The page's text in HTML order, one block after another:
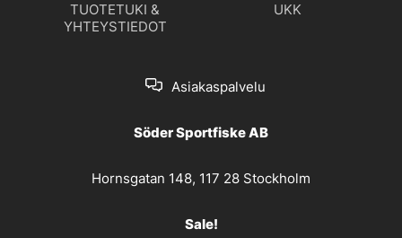
TUOTETUKI &
YHTEYSTIEDOT
UKK
Asiakaspalvelu
Söder Sportfiske AB
Hornsgatan 148, 117 28 Stockholm
Sale!